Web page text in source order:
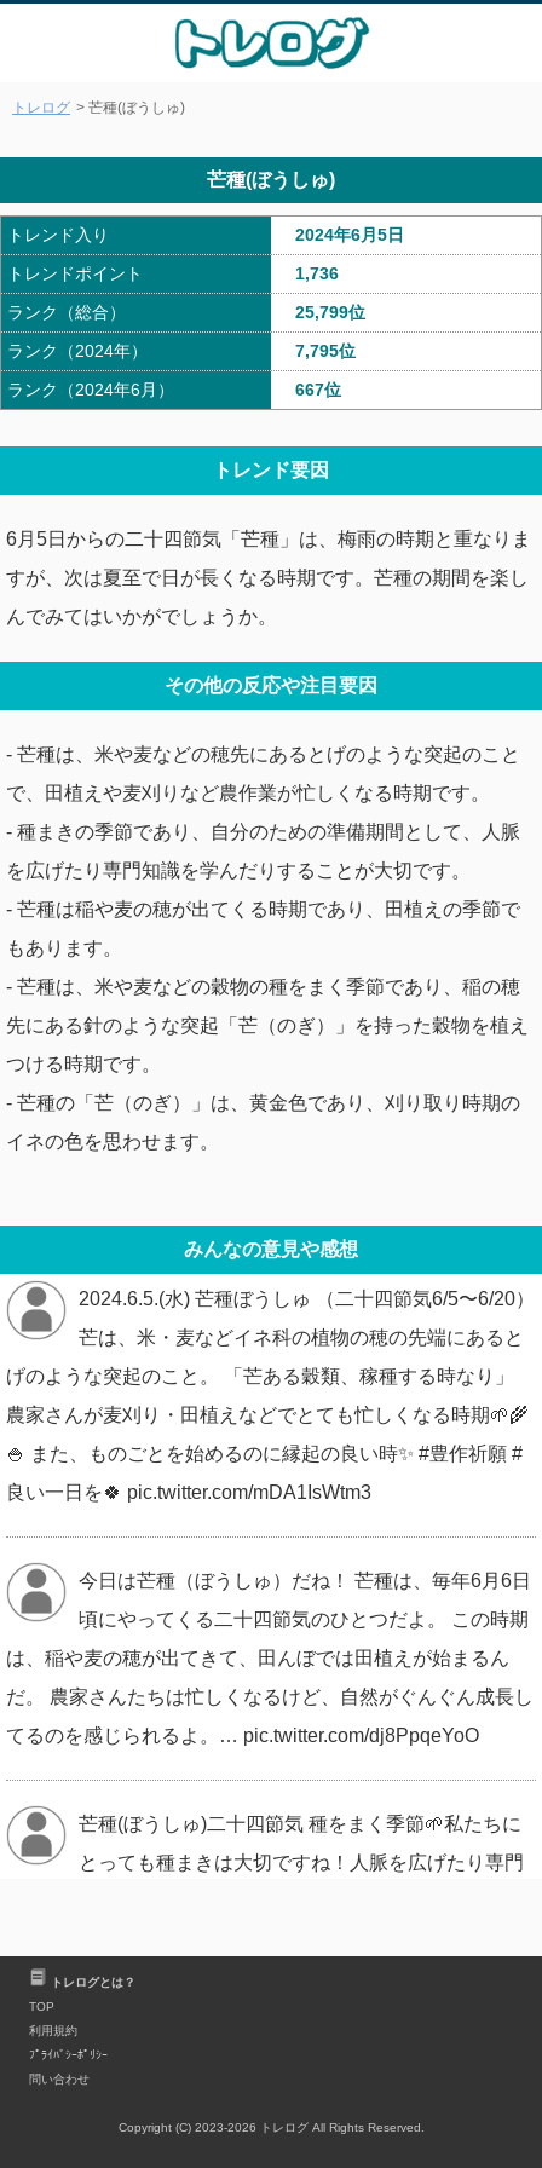
トレログ > 芒種(ぼうしゅ)
芒種(ぼうしゅ)
トレンド入り
トレンドポイント
ランク（総合）
ランク（2024年）
ランク（2024年6月）
2024年6月5日
1,736
25,799位
7,795位
667位
トレンド要因
6月5日からの二十四節気「芒種」は、梅雨の時期と重なりま
すが、次は夏至で日が長くなる時期です。芒種の期間を楽し
んでみてはいかがでしょうか。
その他の反応や注目要因
- 芒種は、米や麦などの穂先にあるとげのような突起のこと
で、田植えや麦刈りなど農作業が忙しくなる時期です。
- 種まきの季節であり、自分のための準備期間として、人脈
を広げたり専門知識を学んだりすることが大切です。
- 芒種は稲や麦の穂が出てくる時期であり、田植えの季節で
もあります。
- 芒種は、米や麦などの穀物の種をまく季節であり、稲の穂
先にある針のような突起「芒（のぎ）」を持った穀物を植え
つける時期です。
- 芒種の「芒（のぎ）」は、黄金色であり、刈り取り時期の
イネの色を思わせます。
みんなの意見や感想
2024.6.5.(水) 芒種ぼうしゅ （二十四節気6/5〜6/20）
芒は、米・麦などイネ科の植物の穂の先端にあると
げのような突起のこと。 「芒ある穀類、稼種する時なり」
農家さんが麦刈り・田植えなどでとても忙しくなる時期🌱🌾
🍚 また、ものごとを始めるのに縁起の良い時✨ #豊作祈願 #
良い一日を🍀 pic.twitter.com/mDA1IsWtm3
今日は芒種（ぼうしゅ）だね！ 芒種は、毎年6月6日
頃にやってくる二十四節気のひとつだよ。 この時期
は、稲や麦の穂が出てきて、田んぼでは田植えが始まるん
だ。 農家さんたちは忙しくなるけど、自然がぐんぐん成長し
てるのを感じられるよ。… pic.twitter.com/dj8PpqeYoO
芒種(ぼうしゅ)二十四節気 種をまく季節🌱私たちに
とっても種まきは大切ですね！人脈を広げたり専門
しれない✨出なくても自分の知識や誰かの栄養になるんじゃ
ないかと思うから無駄なし pic.twitter.com/2r1Puv2qpt
トレログとは？
TOP
利用規約
ﾌﾟﾗｲﾊﾞｼｰﾎﾟﾘｼｰ
問い合わせ
Copyright (C) 2023-2026 トレログ All Rights Reserved.